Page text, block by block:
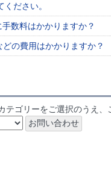
ださい。
数料はかかりますか？
の費用はかかりますか？
テゴリーをご選択のうえ